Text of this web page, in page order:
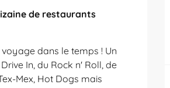
de restaurants
dans le temps ! Un
In, du Rock n' Roll, de
Mex, Hot Dogs mais